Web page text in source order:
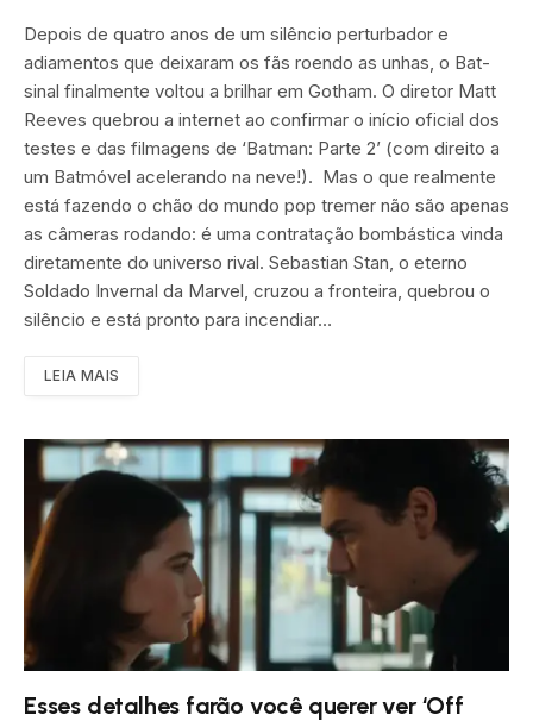
Depois de quatro anos de um silêncio perturbador e
adiamentos que deixaram os fãs roendo as unhas, o Bat-
sinal finalmente voltou a brilhar em Gotham. O diretor Matt
Reeves quebrou a internet ao confirmar o início oficial dos
testes e das filmagens de ‘Batman: Parte 2’ (com direito a
um Batmóvel acelerando na neve!). Mas o que realmente
está fazendo o chão do mundo pop tremer não são apenas
as câmeras rodando: é uma contratação bombástica vinda
diretamente do universo rival. Sebastian Stan, o eterno
Soldado Invernal da Marvel, cruzou a fronteira, quebrou o
silêncio e está pronto para incendiar…
LEIA MAIS
Esses detalhes farão você querer ver ‘Off